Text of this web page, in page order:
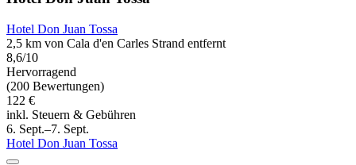
Hotel Don Juan Tossa
2,5 km von Cala d'en Carles Strand entfernt
8,6/10
Hervorragend
(200 Bewertungen)
122 €
inkl. Steuern & Gebühren
6. Sept.–7. Sept.
Hotel Don Juan Tossa